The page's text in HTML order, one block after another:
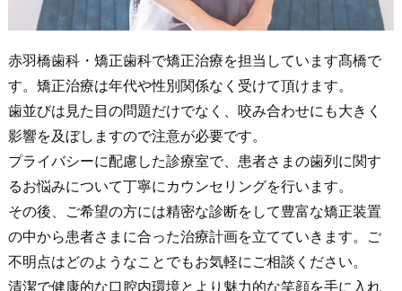
赤羽橋歯科・矯正歯科で矯正治療を担当しています髙橋で
す。矯正治療は年代や性別関係なく受けて頂けます。
歯並びは見た目の問題だけでなく、咬み合わせにも大きく
影響を及ぼしますので注意が必要です。
プライバシーに配慮した診療室で、患者さまの歯列に関す
るお悩みについて丁寧にカウンセリングを行います。
その後、ご希望の方には精密な診断をして豊富な矯正装置
の中から患者さまに合った治療計画を立てていきます。ご
不明点はどのようなことでもお気軽にご相談ください。
清潔で健康的な口腔内環境とより魅力的な笑顔を手に入れ